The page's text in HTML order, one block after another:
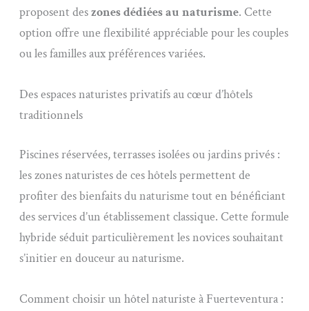
proposent deszones dédiées au naturisme. Cette
option offre une flexibilité appréciable pour les couples
ou les familles aux préférences variées.
Des espaces naturistes privatifs au cœur d’hôtels
traditionnels
Piscines réservées, terrasses isolées ou jardins privés :
les zones naturistes de ces hôtels permettent de
profiter des bienfaits du naturisme tout en bénéficiant
des services d’un établissement classique. Cette formule
hybride séduit particulièrement les novices souhaitant
s’initier en douceur au naturisme.
Comment choisir un hôtel naturiste à Fuerteventura :